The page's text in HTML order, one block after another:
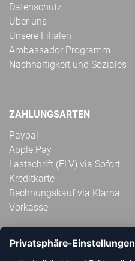
Datenschutz
Über uns
Unsere Filialen
Ambassador Programm
Nachhaltigkeit und Soziales
ZAHLUNGSARTEN
Paypal
Apple Pay
Lastschrift (ELV) via Sofort
Kreditkarte
Rechnungskauf via Klarna
Vorkasse
ABONNIERE JETZT DEN